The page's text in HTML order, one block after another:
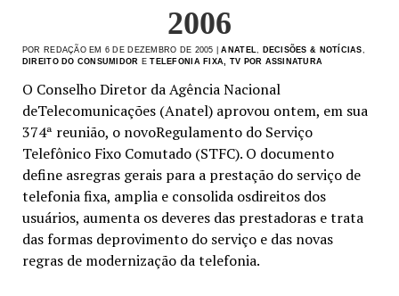
2006
POR REDAÇÃO EM 6 DE DEZEMBRO DE 2005 |ANATEL DECISÕES & NOTÍCIAS
DIREITO DO CONSUMIDOR ETELEFONIA FIXA, TV POR ASSINATURA
O Conselho Diretor da Agência Nacional
deTelecomunicações (Anatel) aprovou ontem, em sua
374ª reunião, o novoRegulamento do Serviço
Telefônico Fixo Comutado (STFC). O documento
define asregras gerais para a prestação do serviço de
telefonia fixa, amplia e consolida osdireitos dos
usuários, aumenta os deveres das prestadoras e trata
das formas deprovimento do serviço e das novas
regras de modernização da telefonia.